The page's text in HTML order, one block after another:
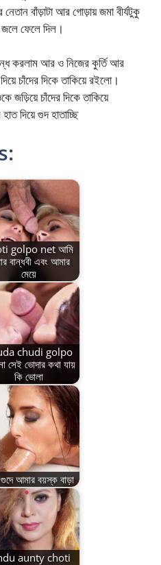
বাঁড়াটা আর গোড়ায় জমা বীর্যটুকু
জলে ফেলে দিল।
করলাম আর ও নিজের কুর্তি আর
চাঁদের দিকে তাকিয়ে রইলো।
জড়িয়ে চাঁদের দিকে তাকিয়ে
দিয়ে গুদ হাতাচ্ছি
golpo net আমি
বান্ধবী এবং আমার
মেয়ে
chudi golpo
সেই ভোদার কথা যায়
কি ভোলা
গুদে আমার বয়স্ক বাড়া
aunty choti